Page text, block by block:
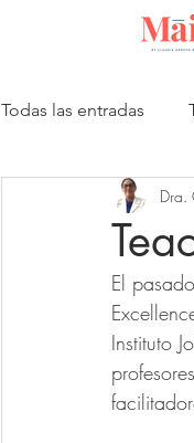
Todas las entradas
PublicacionesDra.
El
Instituto